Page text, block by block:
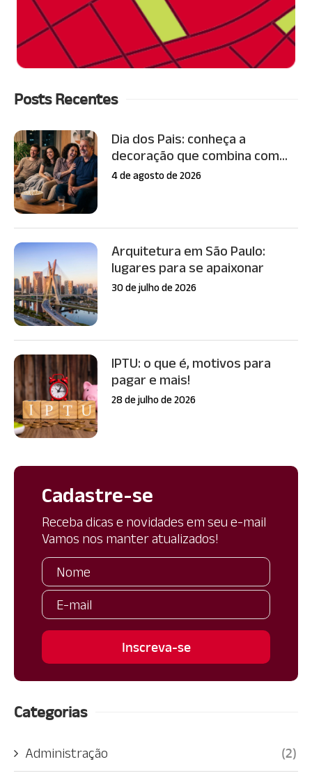
Posts Recentes
Dia dos Pais: conheça a
decoração que combina com...
4 de agosto de 2026
Arquitetura em São Paulo:
lugares para se apaixonar
30 de julho de 2026
IPTU: o que é, motivos para
pagar e mais!
28 de julho de 2026
Cadastre-se
Receba dicas e novidades em seu e-mail
Vamos nos manter atualizados!
Categorias
Administração (2)